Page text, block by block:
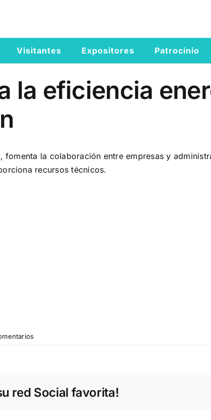
Visitantes Expositores Patrocinio
la eficiencia
la colaboración entre empresas y
recursos técnicos.
red Social favorita!